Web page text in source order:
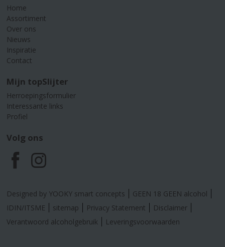
Home
Assortiment
Over ons
Nieuws
Inspiratie
Contact
Mijn topSlijter
Herroepingsformulier
Interessante links
Profiel
Volg ons
F
a
c
I
n
s
Designed by YOOKY smart concepts
GEEN 18 GEEN alcohol
IDIN/ITSME
sitemap Privacy Statement
Disclaimer
Verantwoord alcoholgebruik
Leveringsvoorwaarden